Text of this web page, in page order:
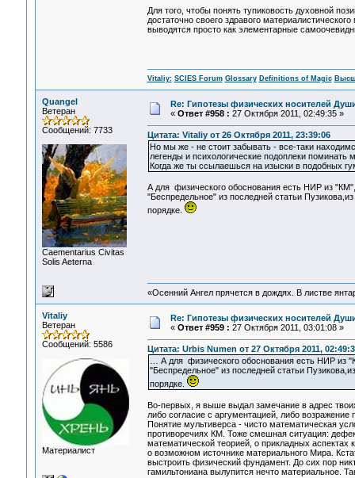
Для того, чтобы понять тупиковость духовной
достаточно своего здравого
выводятся просто как элементарные
Vitaliy: SCIES Forum Glossary Definitions of Magic
Quangel
Ветеран
Сообщений: 7733
Сaementarius Civitas
Solis Aeterna
Re: Гипотезы физических носителей
« Ответ #958 : 27 Октября 2011, 02:49:35 »
Цитата: Vitaliy от 26 Октября 2011, 23:39:06
Но мы же - не стоит забывать - все-таки
легенды и психологические подоплеки
Когда же ты ссылаешься на изыски в подобных
А для физического обоснования есть НИР из
"Беспредельное" из последней статьи
порядке.
«Осенний Ангел прячется в дождях. В листве
Vitaliy
Ветеран
Сообщений: 5586
Материалист
Re: Гипотезы физических носителей
« Ответ #959 : 27 Октября 2011, 03:01:08 »
Цитата: Urbis Numen от 27 Октября 2011,
… А для физического обоснования есть НИР из
"Беспредельное" из последней статьи
порядке.
Во-первых, я выше выдал замечание в адрес
либо согласие с аргументацией, либо возражение
Понятие мультиверса - чисто математическая
противоречиях КМ. Тоже смешная ситуация:
математической теорией, о прикладных
о возможном источнике материального Мира.
выстроить физический фундамент. До сих пор
гамильтониана вылупится нечто материальное.